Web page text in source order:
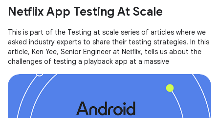
Netflix App Testing At Scale
This is part of the Testing at scale series of articles where we
asked industry experts to share their testing strategies. In this
article, Ken Yee, Senior Engineer at Netflix, tells us about the
challenges of testing a playback app at a massive